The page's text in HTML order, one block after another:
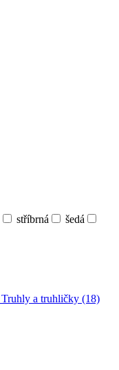
stříbrná
šedá
Truhly a truhličky (18)